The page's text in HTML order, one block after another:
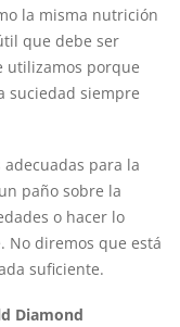
la misma nutrición
que debe ser
utilizamos porque
suciedad siempre
para la
paño sobre la
o hacer lo
No diremos que está
suficiente.
Diamond